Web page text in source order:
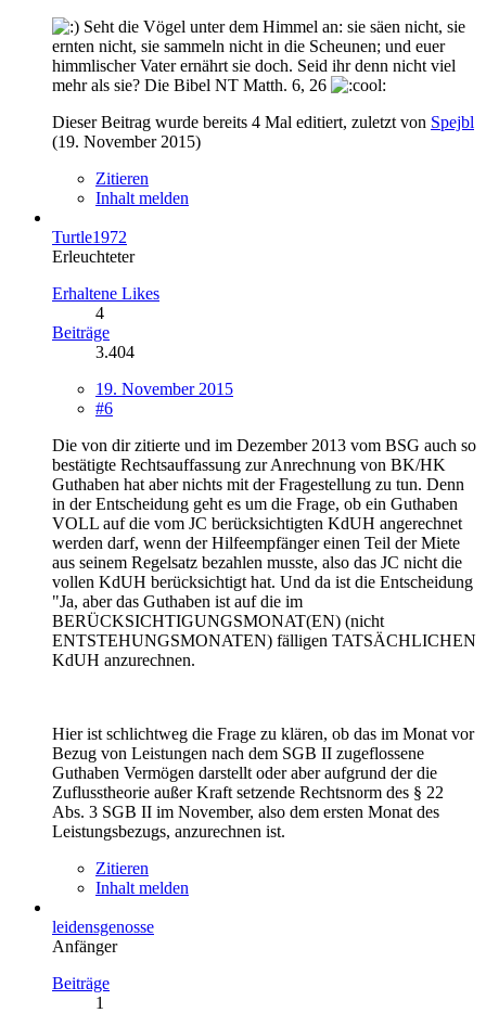
Seht die Vögel unter dem Himmel an: sie säen nicht, sie
ernten nicht, sie sammeln nicht in die Scheunen; und euer
himmlischer Vater ernährt sie doch. Seid ihr denn nicht viel
mehr als sie? Die Bibel NT Matth. 6, 26
Dieser Beitrag wurde bereits 4 Mal editiert, zuletzt von Spejbl
(19. November 2015)
Zitieren
Inhalt melden
Turtle1972
Erleuchteter
Erhaltene Likes
4
Beiträge
3.404
19. November 2015
#6
Die von dir zitierte und im Dezember 2013 vom BSG auch so
bestätigte Rechtsauffassung zur Anrechnung von BK/HK
Guthaben hat aber nichts mit der Fragestellung zu tun. Denn
in der Entscheidung geht es um die Frage, ob ein Guthaben
VOLL auf die vom JC berücksichtigten KdUH angerechnet
werden darf, wenn der Hilfeempfänger einen Teil der Miete
aus seinem Regelsatz bezahlen musste, also das JC nicht die
vollen KdUH berücksichtigt hat. Und da ist die Entscheidung
"Ja, aber das Guthaben ist auf die im
BERÜCKSICHTIGUNGSMONAT(EN) (nicht
ENTSTEHUNGSMONATEN) fälligen TATSÄCHLICHEN
KdUH anzurechnen.
Hier ist schlichtweg die Frage zu klären, ob das im Monat vor
Bezug von Leistungen nach dem SGB II zugeflossene
Guthaben Vermögen darstellt oder aber aufgrund der die
Zuflusstheorie außer Kraft setzende Rechtsnorm des § 22
Abs. 3 SGB II im November, also dem ersten Monat des
Leistungsbezugs, anzurechnen ist.
Zitieren
Inhalt melden
leidensgenosse
Anfänger
Beiträge
1